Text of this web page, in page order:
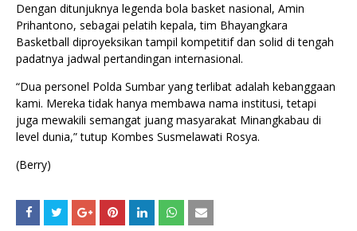
Dengan ditunjuknya legenda bola basket nasional, Amin
Prihantono, sebagai pelatih kepala, tim Bhayangkara
Basketball diproyeksikan tampil kompetitif dan solid di tengah
padatnya jadwal pertandingan internasional.
“Dua personel Polda Sumbar yang terlibat adalah kebanggaan
kami. Mereka tidak hanya membawa nama institusi, tetapi
juga mewakili semangat juang masyarakat Minangkabau di
level dunia,” tutup Kombes Susmelawati Rosya.
(Berry)